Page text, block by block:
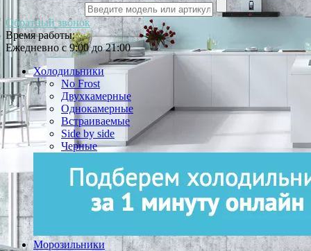
Обратный звонок
Время работы:
Ежедневно с 9:00 до 21:00
Холодильники
No Frost
Двухкамерные
Однокамерные
Встраиваемые
Side by side
Черные
Морозильники